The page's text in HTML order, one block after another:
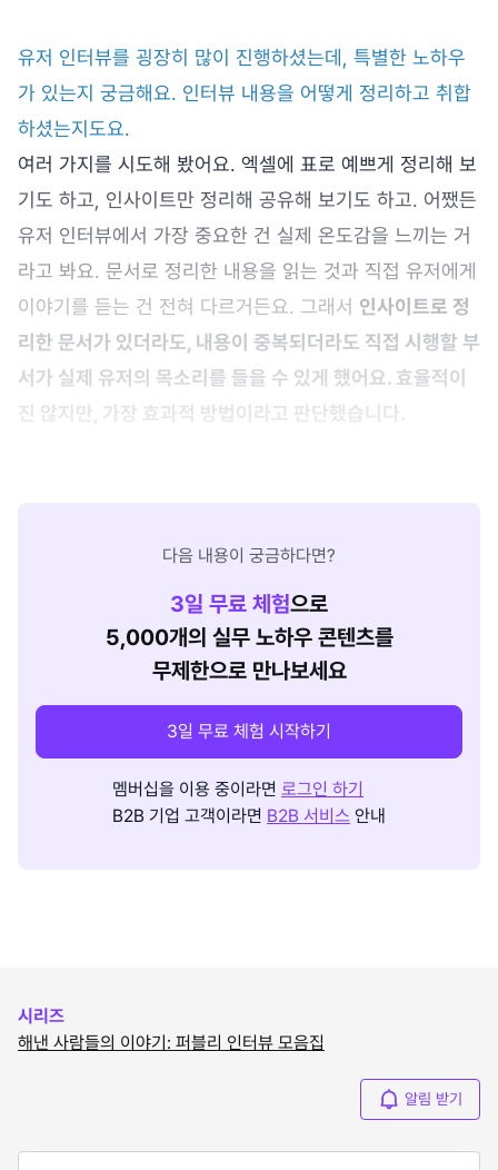
유저 인터뷰를 굉장히 많이 진행하셨는데, 특별한 노하우
가 있는지 궁금해요. 인터뷰 내용을 어떻게 정리하고 취합
하셨는지도요.
여러 가지를 시도해 봤어요. 엑셀에 표로 예쁘게 정리해 보
기도 하고, 인사이트만 정리해 공유해 보기도 하고. 어쨌든
유저 인터뷰에서 가장 중요한 건 실제 온도감을 느끼는 거
라고 봐요. 문서로 정리한 내용을 읽는 것과 직접 유저에게
이야기를 듣는 건 전혀 다르거든요. 그래서 인사이트로 정
리한 문서가 있더라도, 내용이 중복되더라도 직접 시행할 부
서가 실제 유저의 목소리를 들을 수 있게 했어요. 효율적이
진 않지만, 가장 효과적 방법이라고 판단했습니다.
다음 내용이 궁금하다면?
3일 무료 체험으로
5,000개의 실무 노하우 콘텐츠를
무제한으로 만나보세요
3일 무료 체험 시작하기
멤버십을 이용 중이라면 로그인 하기
B2B 기업 고객이라면 B2B 서비스 안내
시리즈
해낸 사람들의 이야기: 퍼블리 인터뷰 모음집
알림 받기